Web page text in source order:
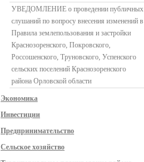
УВЕДОМЛЕНИЕ о проведении публичных
слушаний по вопросу внесения изменений в
Правила землепользования и застройки
Краснозоренского, Покровского,
Россошенского, Труновского, Успенского
сельских поселений Краснозоренского
района Орловской области
Экономика
Инвестиции
Предпринимательство
Сельское хозяйство